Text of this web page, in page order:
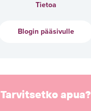
Tietoa
Blogin pääsivulle
Tarvitsetko apua?